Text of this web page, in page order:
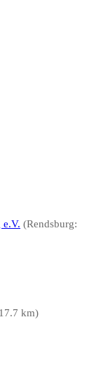
e.V. (Rendsburg:
km)